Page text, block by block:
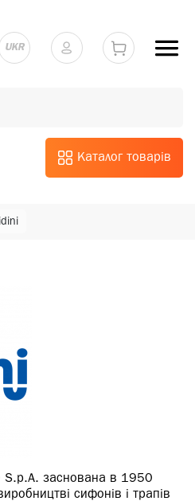
Каталог товарів
UKR
S.p.A. заснована в 1950
сифонів і трапів